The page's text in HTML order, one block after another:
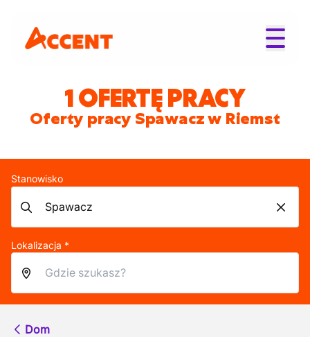
1 OFERTĘ PRACY
Oferty pracy Spawacz w Riemst
Stanowisko
Lokalizacja *
Dom